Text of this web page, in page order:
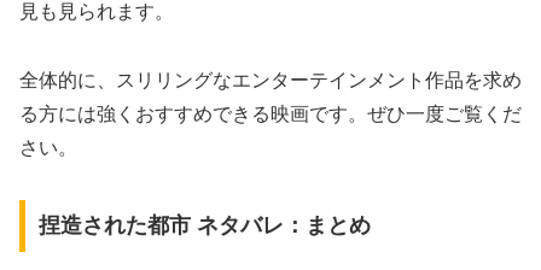
見も見られます。
全体的に、スリリングなエンターテインメント作品を求め
る方には強くおすすめできる映画です。ぜひ一度ご覧くだ
さい。
捏造された都市 ネタバレ：まとめ